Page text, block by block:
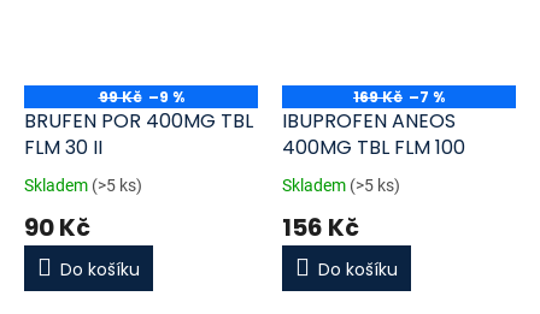
99 Kč –9 %
BRUFEN POR 400MG TBL
FLM 30 II
Skladem (>5 ks)
90 Kč
Do košíku
169 Kč –7 %
IBUPROFEN ANEOS
400MG TBL FLM 100
Skladem (>5 ks)
156 Kč
Do košíku